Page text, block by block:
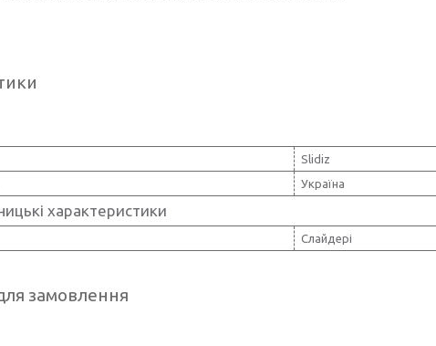
Slidiz
Україна
характеристики
Слайдері
замовлення